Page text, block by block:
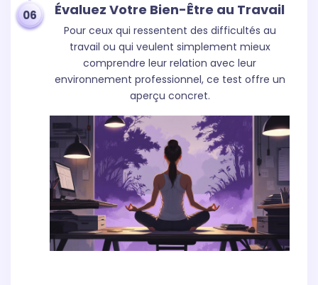
Évaluez Votre Bien-Être au Travail
Pour ceux qui ressentent des difficultés au
travail ou qui veulent simplement mieux
comprendre leur relation avec leur
environnement professionnel, ce test offre un
aperçu concret.
06